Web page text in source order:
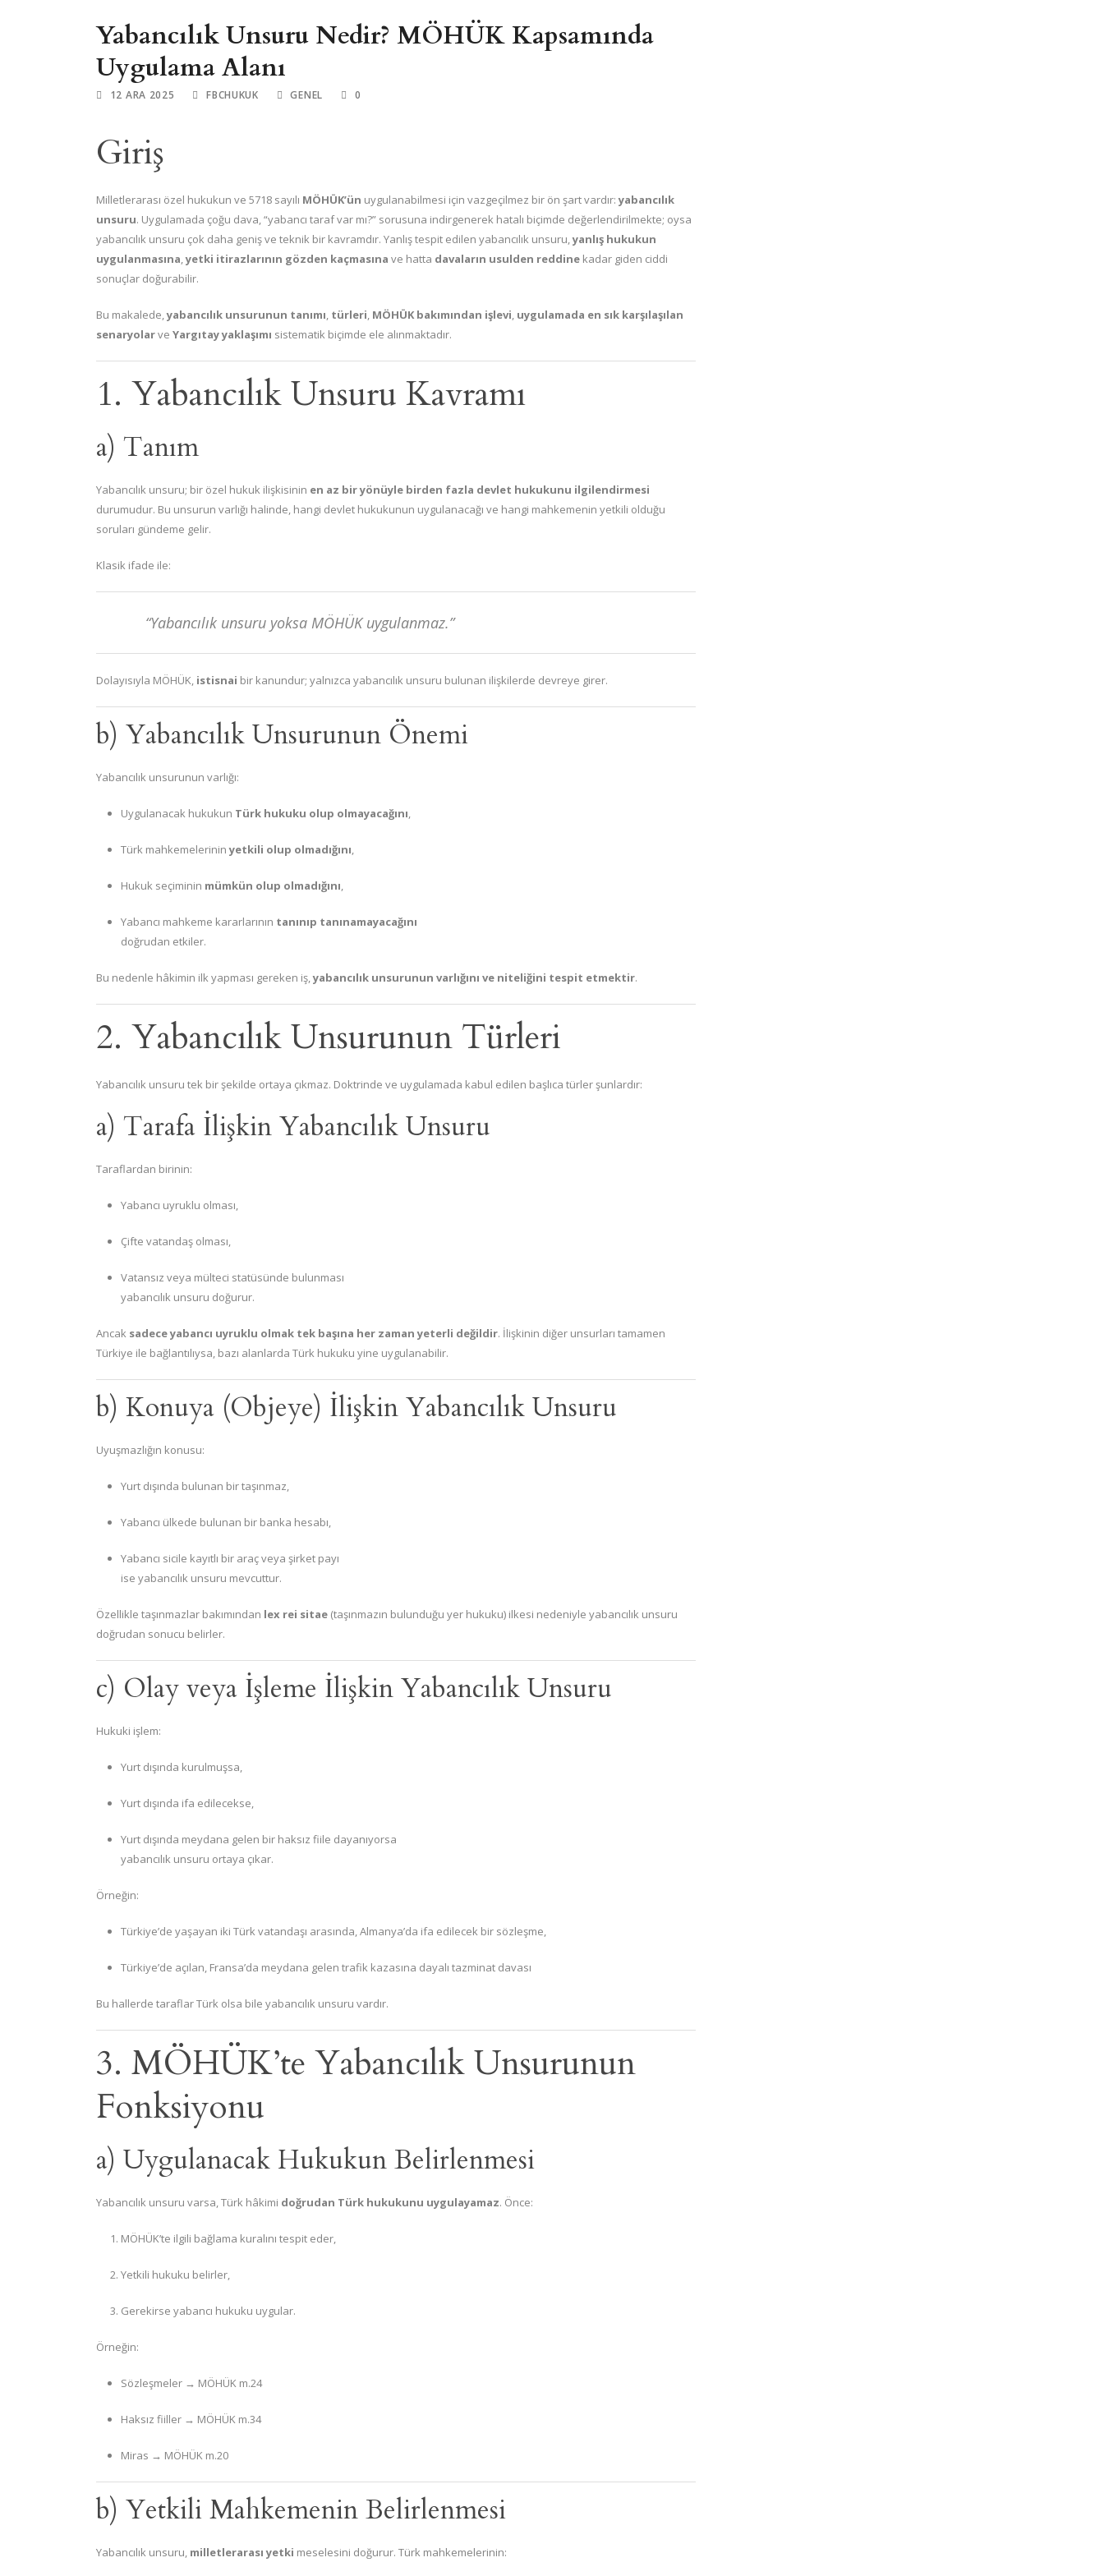
Yabancılık Unsuru Nedir? MÖHÜK Kapsamında
Uygulama Alanı
12 ARA 2025 FBCHUKUK GENEL 0
Giriş
Milletlerarası özel hukukun ve 5718 sayılı MÖHÜK’ün uygulanabilmesi için vazgeçilmez bir ön şart vardır:yabancılık
unsuru. Uygulamada çoğu dava, “yabancı taraf var mı?” sorusuna indirgenerek hatalı biçimde değerlendirilmekte; oysa
yabancılık unsuru çok daha geniş ve teknik bir kavramdır. Yanlış tespit edilen yabancılık unsuru,yanlış hukukun
uygulanmasına,yetki itirazlarının gözden kaçmasına ve hatta davaların usulden reddine kadar giden ciddi
sonuçlar doğurabilir.
Bu makalede,yabancılık unsurunun tanımı, türleri, MÖHÜK bakımından işlevi, uygulamada en sık karşılaşılan
senaryolarve Yargıtay yaklaşımı sistematik biçimde ele alınmaktadır.
1. Yabancılık Unsuru Kavramı
a) Tanım
Yabancılık unsuru; bir özel hukuk ilişkisinin en az bir yönüyle birden fazla devlet hukukunu ilgilendirmesi
durumudur. Bu unsurun varlığı halinde, hangi devlet hukukunun uygulanacağı ve hangi mahkemenin yetkili olduğu
soruları gündeme gelir.
Klasik ifade ile:
“Yabancılık unsuru yoksa MÖHÜK uygulanmaz.”
Dolayısıyla MÖHÜK, istisnai bir kanundur; yalnızca yabancılık unsuru bulunan ilişkilerde devreye girer.
b) Yabancılık Unsurunun Önemi
Yabancılık unsurunun varlığı:
Uygulanacak hukukun Türk hukuku olup olmayacağını,
Türk mahkemelerininyetkili olup olmadığını,
Hukuk seçiminin mümkün olup olmadığını,
Yabancı mahkeme kararlarının tanınıp tanınamayacağını
doğrudan etkiler.
Bu nedenle hâkimin ilk yapması gereken iş,yabancılık unsurunun varlığını ve niteliğini tespit etmektir.
2. Yabancılık Unsurunun Türleri
Yabancılık unsuru tek bir şekilde ortaya çıkmaz. Doktrinde ve uygulamada kabul edilen başlıca türler şunlardır:
a) Tarafa İlişkin Yabancılık Unsuru
Taraflardan birinin:
Yabancı uyruklu olması,
Çifte vatandaş olması,
Vatansız veya mülteci statüsünde bulunması
yabancılık unsuru doğurur.
Ancak sadece yabancı uyruklu olmak tek başına her zaman yeterli değildir. İlişkinin diğer unsurları tamamen
Türkiye ile bağlantılıysa, bazı alanlarda Türk hukuku yine uygulanabilir.
b) Konuya (Objeye) İlişkin Yabancılık Unsuru
Uyuşmazlığın konusu:
Yurt dışında bulunan bir taşınmaz,
Yabancı ülkede bulunan bir banka hesabı,
Yabancı sicile kayıtlı bir araç veya şirket payı
ise yabancılık unsuru mevcuttur.
Özellikle taşınmazlar bakımından lex rei sitae (taşınmazın bulunduğu yer hukuku) ilkesi nedeniyle yabancılık unsuru
doğrudan sonucu belirler.
c) Olay veya İşleme İlişkin Yabancılık Unsuru
Hukuki işlem:
Yurt dışında kurulmuşsa,
Yurt dışında ifa edilecekse,
Yurt dışında meydana gelen bir haksız fiile dayanıyorsa
yabancılık unsuru ortaya çıkar.
Örneğin:
Türkiye’de yaşayan iki Türk vatandaşı arasında, Almanya’da ifa edilecek bir sözleşme,
Türkiye’de açılan, Fransa’da meydana gelen trafik kazasına dayalı tazminat davası
Bu hallerde taraflar Türk olsa bile yabancılık unsuru vardır.
3. MÖHÜK’te Yabancılık Unsurunun
Fonksiyonu
a) Uygulanacak Hukukun Belirlenmesi
Yabancılık unsuru varsa, Türk hâkimi doğrudan Türk hukukunu uygulayamaz. Önce:
MÖHÜK’te ilgili bağlama kuralını tespit eder,
Yetkili hukuku belirler,
Gerekirse yabancı hukuku uygular.
Örneğin:
Sözleşmeler → MÖHÜK m.24
Haksız fiiller → MÖHÜK m.34
Miras → MÖHÜK m.20
b) Yetkili Mahkemenin Belirlenmesi
Yabancılık unsuru, milletlerarası yetki meselesini doğurur. Türk mahkemelerinin: